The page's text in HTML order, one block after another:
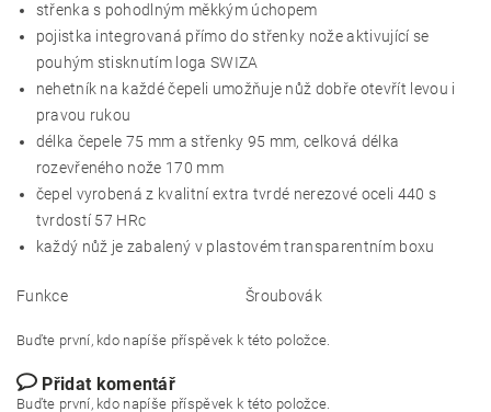
střenka s pohodlným měkkým úchopem
pojistka integrovaná přímo do střenky nože aktivující se
pouhým stisknutím loga SWIZA
nehetník na každé čepeli umožňuje nůž dobře otevřít levou i
pravou rukou
délka čepele 75 mm a střenky 95 mm, celková délka
rozevřeného nože 170 mm
čepel vyrobená z kvalitní extra tvrdé nerezové oceli 440 s
tvrdostí 57 HRc
každý nůž je zabalený v plastovém transparentním boxu
Funkce Šroubovák
Buďte první, kdo napíše příspěvek k této položce.
Přidat komentář
Buďte první, kdo napíše příspěvek k této položce.